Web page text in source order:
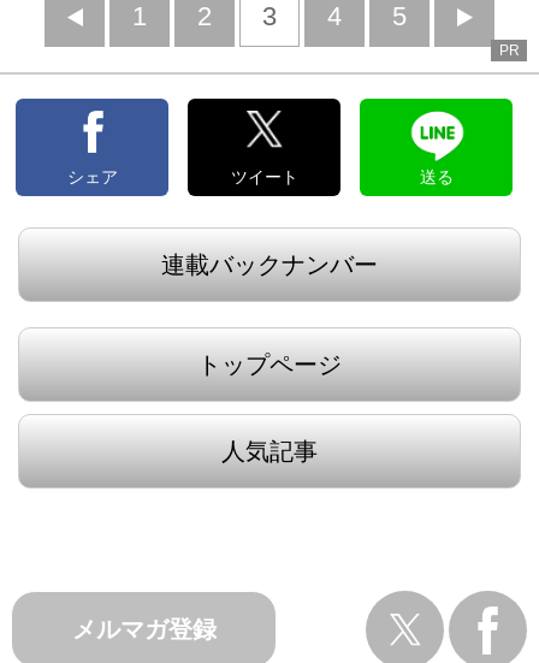
前
へ
1 2 3 4 5
へ
PR
シェア ツイート 送る
連載バックナンバー
トップページ
人気記事
メルマガ登録